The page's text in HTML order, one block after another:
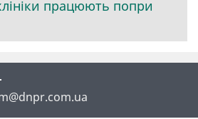
працюють попри